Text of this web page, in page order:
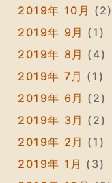
2019年 10月 (2)
2019年 9月 (1)
2019年 8月 (4)
2019年 7月 (1)
2019年 6月 (2)
2019年 3月 (2)
2019年 2月 (1)
2019年 1月 (3)